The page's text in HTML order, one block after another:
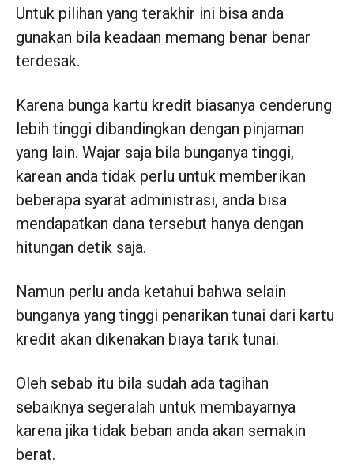
Untuk pilihan yang terakhir ini bisa anda
gunakan bila keadaan memang benar benar
terdesak.
Karena bunga kartu kredit biasanya cenderung
lebih tinggi dibandingkan dengan pinjaman
yang lain. Wajar saja bila bunganya tinggi,
karean anda tidak perlu untuk memberikan
beberapa syarat administrasi, anda bisa
mendapatkan dana tersebut hanya dengan
hitungan detik saja.
Namun perlu anda ketahui bahwa selain
bunganya yang tinggi penarikan tunai dari kartu
kredit akan dikenakan biaya tarik tunai.
Oleh sebab itu bila sudah ada tagihan
sebaiknya segeralah untuk membayarnya
karena jika tidak beban anda akan semakin
berat.